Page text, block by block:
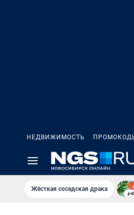
НЕДВИЖИМОСТЬ
Жёсткая соседская драка